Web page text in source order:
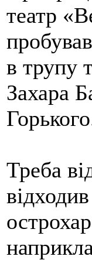
театр
в трупу
Захара
Треба